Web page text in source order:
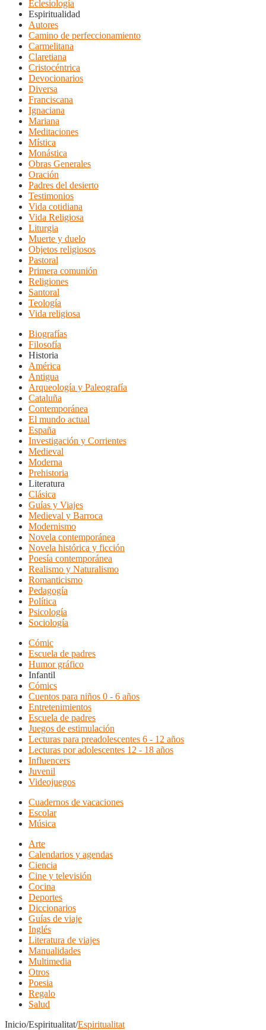
Eclesiología
Espiritualidad
Autores
Camino de perfeccionamiento
Carmelitana
Claretiana
Cristocéntrica
Devocionarios
Diversa
Franciscana
Ignaciana
Mariana
Meditaciones
Mística
Monástica
Obras Generales
Oración
Padres del desierto
Testimonios
Vida cotidiana
Vida Religiosa
Liturgia
Muerte y duelo
Objetos religiosos
Pastoral
Primera comunión
Religiones
Santoral
Teología
Vida religiosa
Biografías
Filosofía
Historia
América
Antigua
Arqueología y Paleografía
Cataluña
Contemporánea
El mundo actual
España
Investigación y Corrientes
Medieval
Moderna
Prehistoria
Literatura
Clásica
Guías y Viajes
Medieval y Barroca
Modernismo
Novela contemporánea
Novela histórica y ficción
Poesía contemporánea
Realismo y Naturalismo
Romanticismo
Pedagogía
Política
Psicología
Sociología
Cómic
Escuela de padres
Humor gráfico
Infantil
Cómics
Cuentos para niños 0 - 6 años
Entretenimientos
Escuela de padres
Juegos de estimulación
Lecturas para preadolescentes 6 - 12 años
Lecturas por adolescentes 12 - 18 años
Influencers
Juvenil
Videojuegos
Cuadernos de vacaciones
Escolar
Música
Arte
Calendarios y agendas
Ciencia
Cine y televisión
Cocina
Deportes
Diccionarios
Guías de viaje
Inglés
Literatura de viajes
Manualidades
Multimedia
Otros
Poesia
Regalo
Salud
Inicio/Espiritualitat/Espiritualitat